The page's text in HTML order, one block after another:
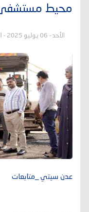
محيط مستشفى
الأحد - 06 يوليو 2025 - الساعة 04:29 م بتوقيت العاصمة عدن
عدن سيتي _متابعات